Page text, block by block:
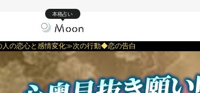
本格占い
の恋心と感情変化≫次の行動◆恋の告白